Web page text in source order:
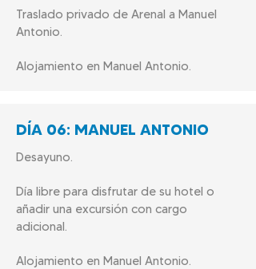
Traslado privado de Arenal a Manuel
Antonio.
Alojamiento en Manuel Antonio.
DÍA 06: MANUEL ANTONIO
Desayuno.
Día libre para disfrutar de su hotel o
añadir una excursión con cargo
adicional.
Alojamiento en Manuel Antonio.